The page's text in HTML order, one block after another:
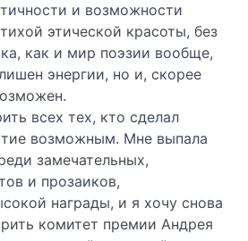
и возможности
этической красоты, без
как и мир поэзии вообще,
энергии, но и, скорее
всех тех, кто сделал
возможным. Мне выпала
замечательных,
и прозаиков,
награды, и я хочу снова
комитет премии Андрея